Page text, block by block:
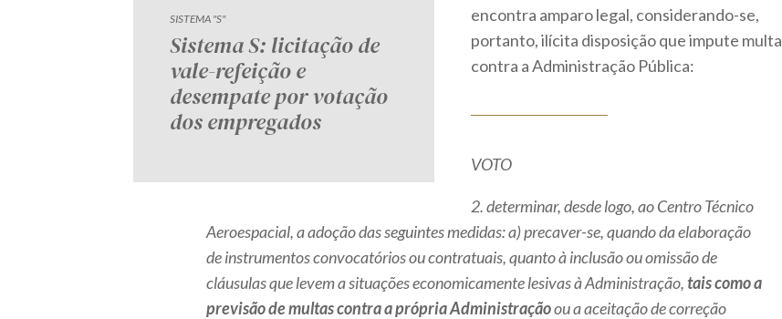
SISTEMA "S"
Sistema S: licitação de
vale-refeição e
desempate por votação
dos empregados
encontra amparo legal, considerando-se,
portanto, ilícita disposição que impute multa
contra a Administração Pública:
VOTO
2. determinar, desde logo, ao Centro Técnico
Aeroespacial, a adoção das seguintes medidas: a) precaver-se, quando da elaboração
de instrumentos convocatórios ou contratuais, quanto à inclusão ou omissão de
cláusulas que levem a situações economicamente lesivas à Administração, tais como a
previsão de multas contra a própria Administraçãoou a aceitação de correção